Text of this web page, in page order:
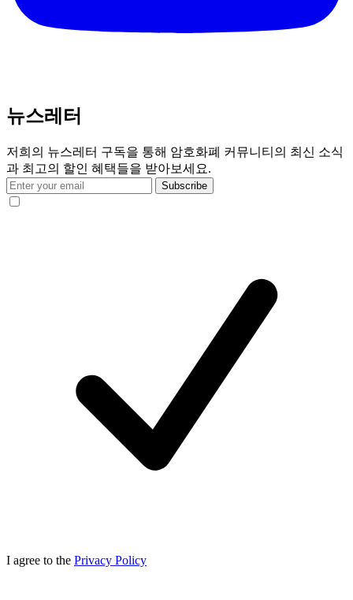
뉴스레터
저희의 뉴스레터 구독을 통해 암호화폐 커뮤니티의 최신 소식
과 최고의 할인 혜택들을 받아보세요.
Subscribe
I agree to the Privacy Policy